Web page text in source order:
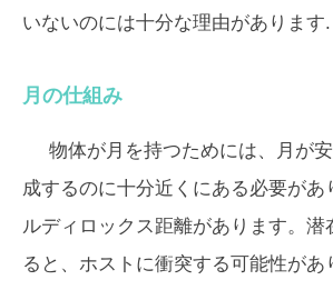
いないのには十分な理由があります.
月の仕組み
物体が月を持つためには、月が
成するのに十分近くにある必要があ
ルディロックス距離があります。潜
ると、ホストに衝突する可能性があ